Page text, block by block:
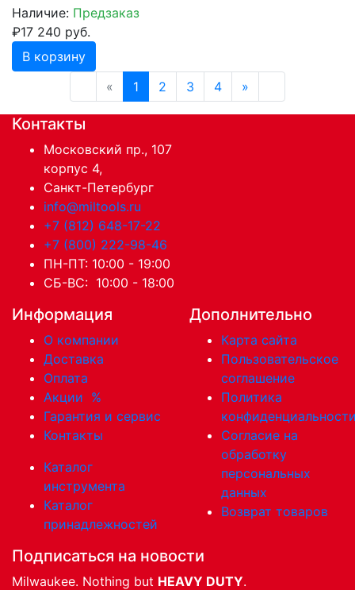
Наличие: Предзаказ
₽17 240 руб.
В корзину
«
1 2 3 4 »
Контакты
Московский пр., 107
корпус 4,
Санкт-Петербург
info@miltools.ru
+7 (812) 648-17-22
+7 (800) 222-98-46
ПН-ПТ: 10:00 - 19:00
СБ-ВС: 10:00 - 18:00
Информация
О компании
Доставка
Оплата
Акции %
Гарантия и сервис
Контакты
Каталог
инструмента
Каталог
принадлежностей
Дополнительно
Карта сайта
Пользовательское
соглашение
Политика
Согласие на
обработку
персональных
данных
Возврат товаров
Подписаться на новости
Milwaukee. Nothing but HEAVY DUTY.